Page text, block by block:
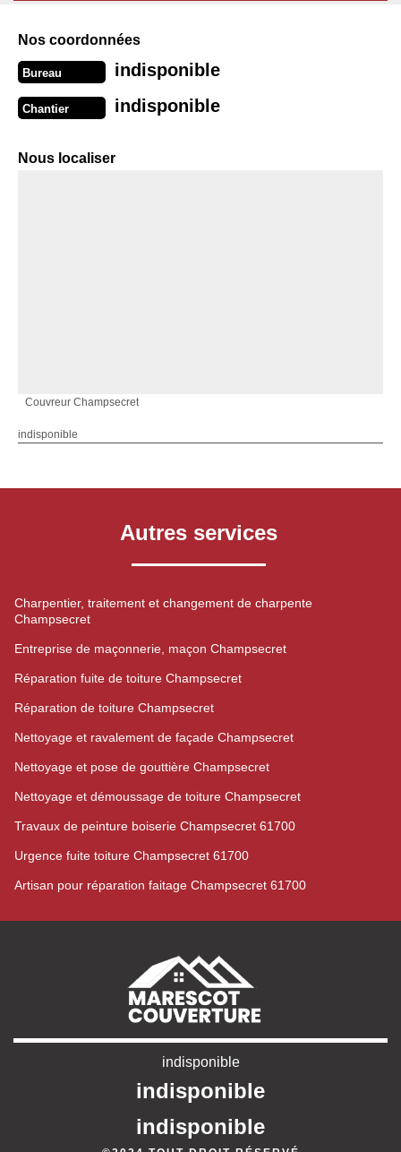
Nos coordonnées
Bureau indisponible
Chantier indisponible
Nous localiser
Couvreur Champsecret
indisponible
Autres services
Charpentier, traitement et changement de charpente
Champsecret
Entreprise de maçonnerie, maçon Champsecret
Réparation fuite de toiture Champsecret
Réparation de toiture Champsecret
Nettoyage et ravalement de façade Champsecret
Nettoyage et pose de gouttière Champsecret
Nettoyage et démoussage de toiture Champsecret
Travaux de peinture boiserie Champsecret 61700
Urgence fuite toiture Champsecret 61700
Artisan pour réparation faitage Champsecret 61700
indisponible
indisponible
indisponible